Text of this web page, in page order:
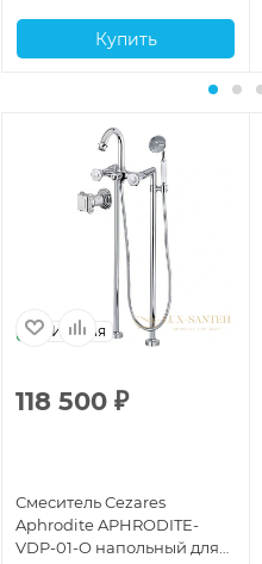
Купить
Италия
118 500 ₽
Смеситель Cezares
Aphrodite APHRODITE-
VDP-01-O напольный для